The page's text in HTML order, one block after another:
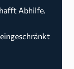
Abhilfe.